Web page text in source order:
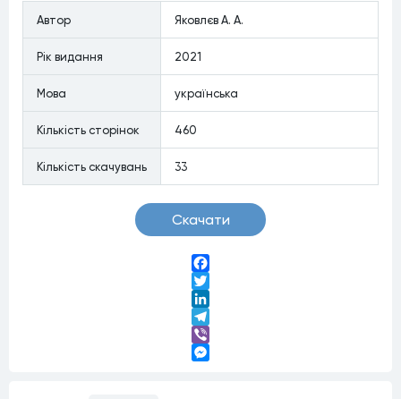
Автор
Яковлєв А. А.
Рiк видання 2021
Мова українська
Кiлькiсть сторiнок 460
Кiлькiсть скачувань 33
Скачати
Facebook
Twitter
LinkedIn
Telegram
Viber